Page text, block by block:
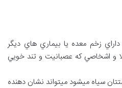
زخم معده يا بيماري هاي ديگر
و اشخاصي که عصبانيت و تند خويي
سياه ميشود ميتواند نشان دهنده